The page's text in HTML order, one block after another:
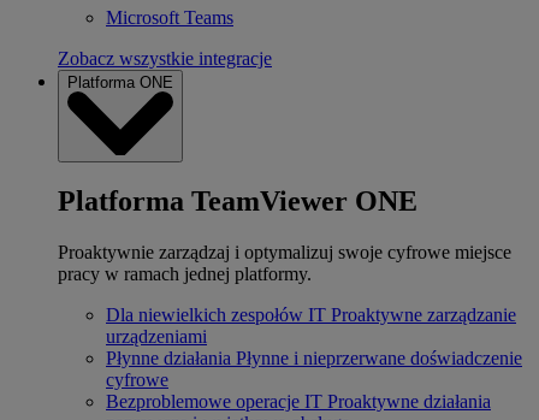
Microsoft Teams
Zobacz wszystkie integracje
Platforma ONE
Platforma TeamViewer ONE
Proaktywnie zarządzaj i optymalizuj swoje cyfrowe miejsce
pracy w ramach jednej platformy.
Dla niewielkich zespołów IT Proaktywne zarządzanie
urządzeniami
Płynne działania Płynne i nieprzerwane doświadczenie
cyfrowe
Bezproblemowe operacje IT Proaktywne działania